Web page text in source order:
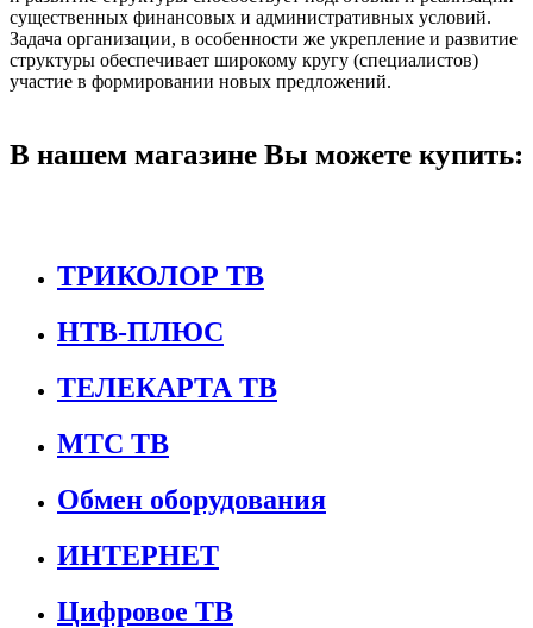
существенных финансовых и административных условий.
Задача организации, в особенности же укрепление и развитие
структуры обеспечивает широкому кругу (специалистов)
участие в формировании новых предложений.
В нашем магазине Вы можете купить:
ТРИКОЛОР ТВ
НТВ-ПЛЮС
ТЕЛЕКАРТА ТВ
МТС ТВ
Обмен оборудования
ИНТЕРНЕТ
Цифровое ТВ